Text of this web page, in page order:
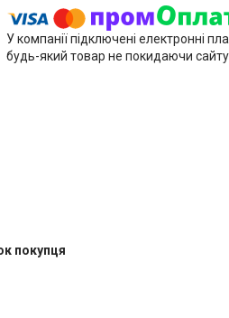
У компанії підключені електронні
будь-який товар не покидаючи
покупця